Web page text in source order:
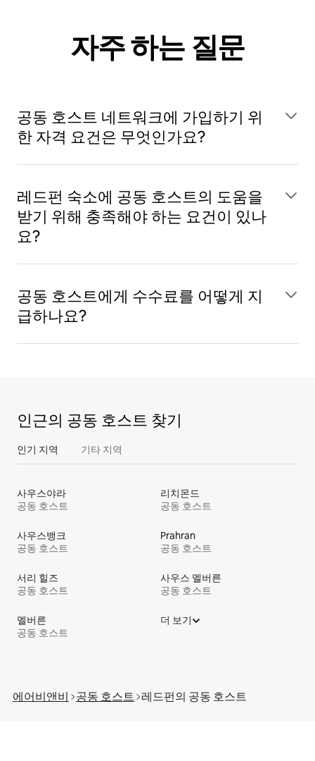
자주 하는 질문
공동 호스트 네트워크에 가입하기 위
한 자격 요건은 무엇인가요?
레드펀 숙소에 공동 호스트의 도움을
받기 위해 충족해야 하는 요건이 있나
요?
공동 호스트에게 수수료를 어떻게 지
급하나요?
인근의 공동 호스트 찾기
인기 지역 기타 지역
사우스야라
공동 호스트
리치몬드
공동 호스트
사우스뱅크
공동 호스트
Prahran
공동 호스트
서리 힐즈
공동 호스트
사우스 멜버른
공동 호스트
멜버른
공동 호스트
더 보기
에어비앤비 공동 호스트 레드펀의 공⁠동 호⁠스⁠트